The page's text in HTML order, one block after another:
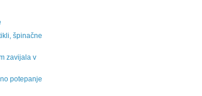
špinačne
zavijala v
potepanje